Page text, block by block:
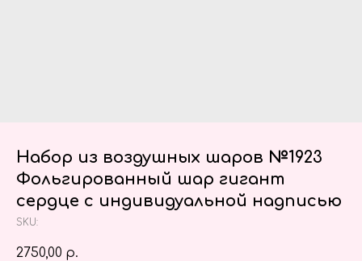
Набор из воздушных шаров №1923
Фольгированный шар гигант
сердце с индивидуальной надписью
SKU:
2750,00 р.